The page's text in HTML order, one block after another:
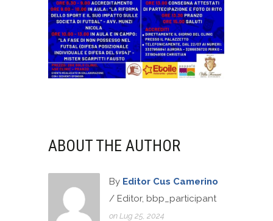
ABOUT THE AUTHOR
By Editor Cus Camerino
/ Editor, bbp_participant
on Lug 25, 2024